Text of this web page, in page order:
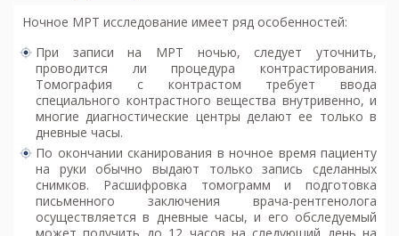
Ночное МРТ исследование имеет ряд особенностей:
При записи на МРТ ночью, следует уточнить,
проводится ли процедура контрастирования.
Томография с контрастом требует ввода
специального контрастного вещества внутривенно, и
многие диагностические центры делают ее только в
дневные часы.
По окончании сканирования в ночное время пациенту
на руки обычно выдают только запись сделанных
снимков. Расшифровка томограмм и подготовка
письменного заключения врача-рентгенолога
осуществляется в дневные часы, и его обследуемый